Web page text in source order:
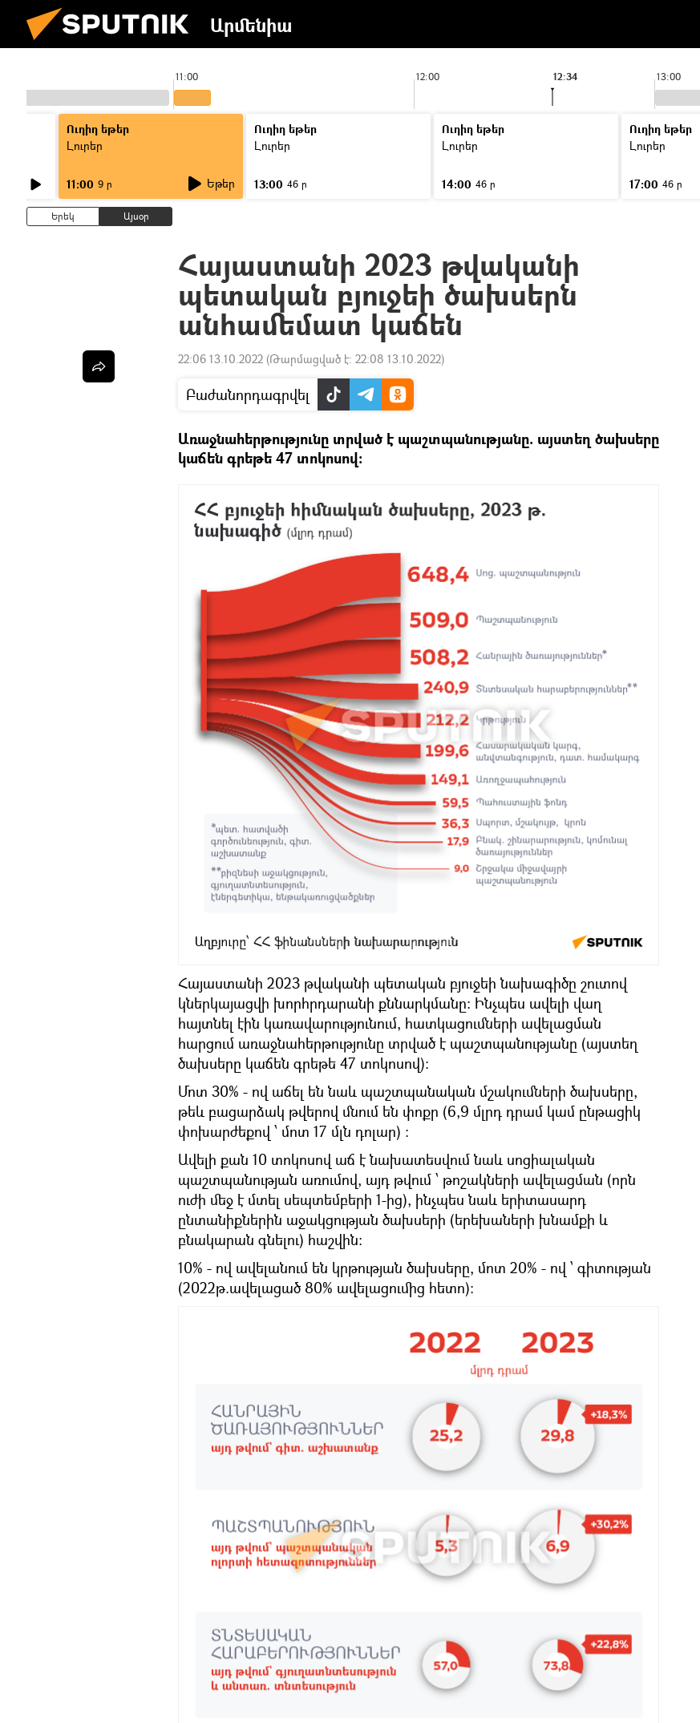
Արմենիա
11:00 12:00 13:00
12:34
Ուղիղ եթեր
Լուրեր
11:00 9 ր Եթեր
Ուղիղ եթեր
Լուրեր
13:00 46 ր
Ուղիղ եթեր
Լուրեր
14:00 46 ր
Ուղիղ եթեր
Լուրեր
17:00 46 ր
Երեկ Այսօր
Հայաստանի 2023 թվականի
պետական բյուջեի ծախսերն
անհամեմատ կաճեն
22:06 13.10.2022 (Թարմացված է: 22:08 13.10.2022)
Բաժանորդագրվել
Առաջնահերթությունը տրված է պաշտպանությանը. այստեղ ծախսերը
կաճեն գրեթե 47 տոկոսով:
Հայաստանի 2023 թվականի պետական բյուջեի նախագիծը շուտով
կներկայացվի խորհրդարանի քննարկմանը։ Ինչպես ավելի վաղ
հայտնել էին կառավարությունում, հատկացումների ավելացման
հարցում առաջնահերթությունը տրված է պաշտպանությանը (այստեղ
ծախսերը կաճեն գրեթե 47 տոկոսով):
Մոտ 30% - ով աճել են նաև պաշտպանական մշակումների ծախսերը,
թեև բացարձակ թվերով մնում են փոքր (6,9 մլրդ դրամ կամ ընթացիկ
փոխարժեքով ՝ մոտ 17 մլն դոլար) ։
Ավելի քան 10 տոկոսով աճ է նախատեսվում նաև սոցիալական
պաշտպանության առումով, այդ թվում ՝ թոշակների ավելացման (որն
ուժի մեջ է մտել սեպտեմբերի 1-ից), ինչպես նաև երիտասարդ
ընտանիքներին աջակցության ծախսերի (երեխաների խնամքի և
բնակարան գնելու) հաշվին:
10% - ով ավելանում են կրթության ծախսերը, մոտ 20% - ով ՝ գիտության
(2022թ.ավելացած 80% ավելացումից հետո)։